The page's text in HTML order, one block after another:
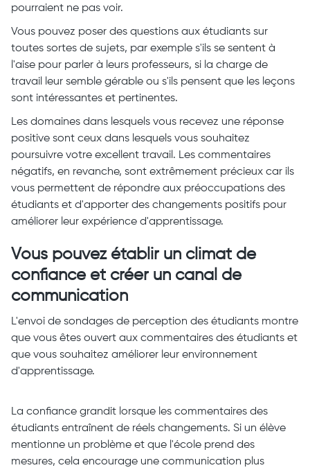
pourraient ne pas voir.
Vous pouvez poser des questions aux étudiants sur
toutes sortes de sujets, par exemple s'ils se sentent à
l'aise pour parler à leurs professeurs, si la charge de
travail leur semble gérable ou s'ils pensent que les leçons
sont intéressantes et pertinentes.
Les domaines dans lesquels vous recevez une réponse
positive sont ceux dans lesquels vous souhaitez
poursuivre votre excellent travail. Les commentaires
négatifs, en revanche, sont extrêmement précieux car ils
vous permettent de répondre aux préoccupations des
étudiants et d'apporter des changements positifs pour
améliorer leur expérience d'apprentissage.
Vous pouvez établir un climat de
confiance et créer un canal de
communication
L'envoi de sondages de perception des étudiants montre
que vous êtes ouvert aux commentaires des étudiants et
que vous souhaitez améliorer leur environnement
d'apprentissage.
La confiance grandit lorsque les commentaires des
étudiants entraînent de réels changements. Si un élève
mentionne un problème et que l'école prend des
mesures, cela encourage une communication plus